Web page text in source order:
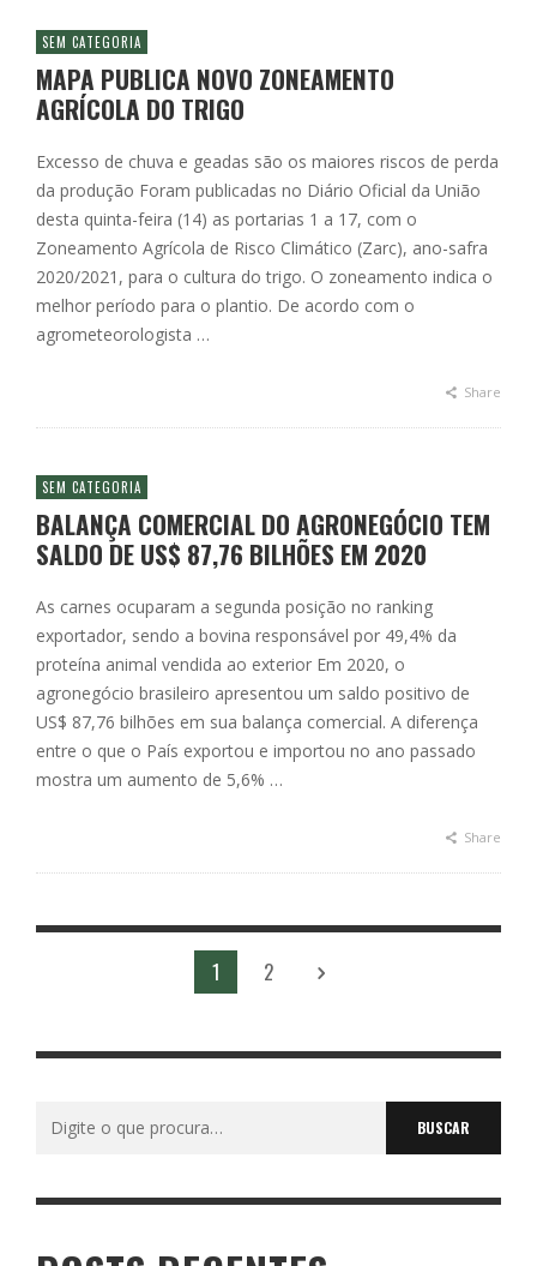
SEM CATEGORIA
MAPA PUBLICA NOVO ZONEAMENTO
AGRÍCOLA DO TRIGO
Excesso de chuva e geadas são os maiores riscos de perda
da produção Foram publicadas no Diário Oficial da União
desta quinta-feira (14) as portarias 1 a 17, com o
Zoneamento Agrícola de Risco Climático (Zarc), ano-safra
2020/2021, para o cultura do trigo. O zoneamento indica o
melhor período para o plantio. De acordo com o
agrometeorologista …
Share
SEM CATEGORIA
BALANÇA COMERCIAL DO AGRONEGÓCIO TEM
SALDO DE US$ 87,76 BILHÕES EM 2020
As carnes ocuparam a segunda posição no ranking
exportador, sendo a bovina responsável por 49,4% da
proteína animal vendida ao exterior Em 2020, o
agronegócio brasileiro apresentou um saldo positivo de
US$ 87,76 bilhões em sua balança comercial. A diferença
entre o que o País exportou e importou no ano passado
mostra um aumento de 5,6% …
Share
1 2